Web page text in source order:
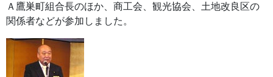
Ａ鷹巣町組合長のほか、商工会、観光協会、土地改良区の
関係者などが参加しました。